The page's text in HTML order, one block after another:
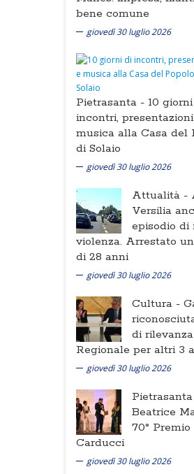
bene comune
giovedì 30 luglio 2026
Pietrasanta - 10
incontri,
musica alla Casa del
di Solaio
giovedì 30 luglio 2026
Attualità -
Versilia
episodio di
violenza. Arrestato
di 28 anni
giovedì 30 luglio 2026
Cultura -
di rilevanza
Regionale per altri 3
giovedì 30 luglio 2026
Beatrice
70° Premio
Carducci
giovedì 30 luglio 2026